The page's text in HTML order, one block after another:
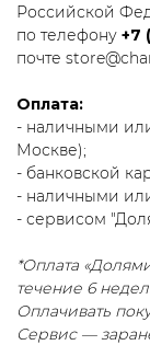
Российской
по телефону +7
почте
Оплата:
- наличными
Москве);
- банковской
- наличными
- сервисом
*Оплата
течение 6
Оплачивать
Сервис —